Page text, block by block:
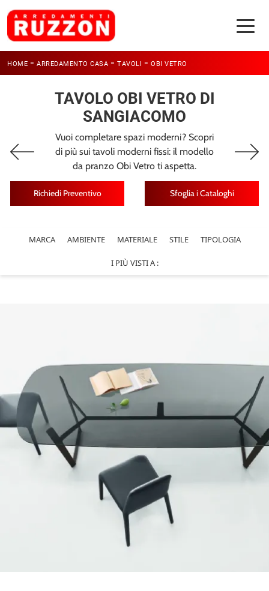
HOME - ARREDAMENTO CASA - TAVOLI - OBI VETRO
TAVOLO OBI VETRO DI
SANGIACOMO
Vuoi completare spazi moderni? Scopri
di più sui tavoli moderni fissi: il modello
da pranzo Obi Vetro ti aspetta.
Richiedi Preventivo Sfoglia i Cataloghi
MARCA AMBIENTE MATERIALE STILE TIPOLOGIA
I PIÙ VISTI A :